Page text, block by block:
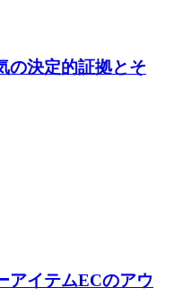
の決定的証拠とそ
アイテムECのアウ